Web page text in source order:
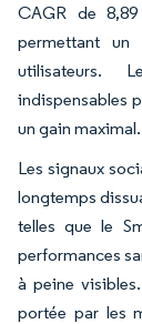
CAGR de
permettant
utilisateurs.
indispensables
un gain maximal.
Les signaux
longtemps
telles que le
performances
à peine
portée par les